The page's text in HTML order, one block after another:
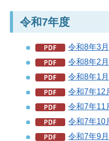
令和7年度
令和8年3
令和8年2
令和8年1
令和7年12
令和7年11
令和7年10
令和7年9